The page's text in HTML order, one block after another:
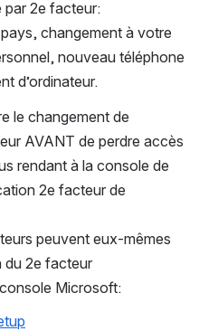
par 2e facteur:
changement à votre
d’ordinateur.
le changement de
AVANT de perdre accès
rendant à la console de
2e facteur de
peuvent eux-mêmes
du 2e facteur
Microsoft: